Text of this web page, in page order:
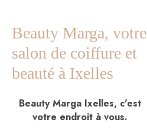
Beauty Marga, votre
salon de coiffure et
beauté à Ixelles
Beauty Marga Ixelles, c'est
votre endroit à vous.